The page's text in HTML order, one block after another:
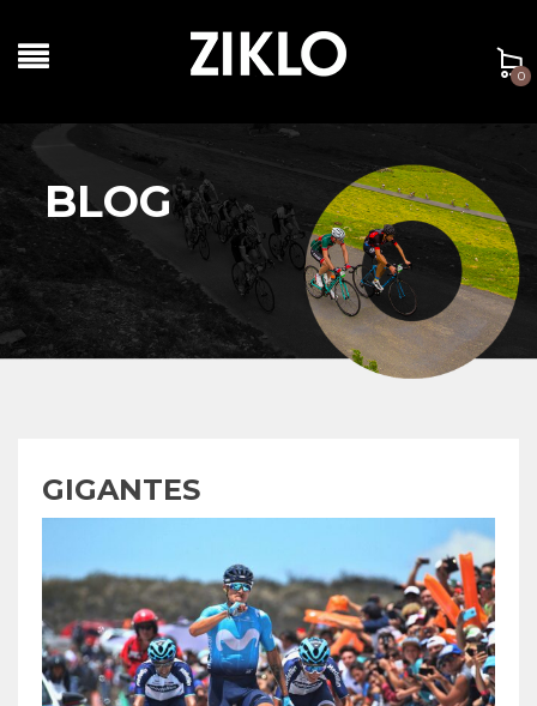
0
BLOG
GIGANTES